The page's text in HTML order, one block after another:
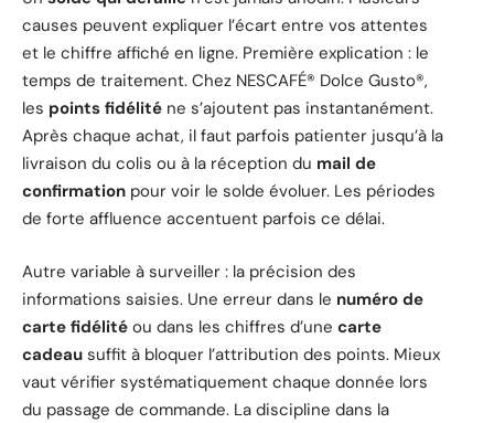
causes peuvent expliquer l’écart entre vos attentes
et le chiffre affiché en ligne. Première explication : le
temps de traitement. Chez NESCAFÉ® Dolce Gusto®,
les points fidélité ne s’ajoutent pas instantanément.
Après chaque achat, il faut parfois patienter jusqu’à la
livraison du colis ou à la réception du mail de
confirmation pour voir le solde évoluer. Les périodes
de forte affluence accentuent parfois ce délai.
Autre variable à surveiller : la précision des
informations saisies. Une erreur dans le numéro de
carte fidélité ou dans les chiffres d’une carte
cadeau suffit à bloquer l’attribution des points. Mieux
vaut vérifier systématiquement chaque donnée lors
du passage de commande. La discipline dans la